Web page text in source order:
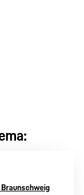
Braunschweig